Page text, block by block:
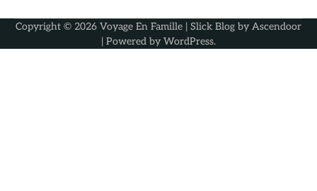
Copyright © 2026 Voyage En Famille | Slick Blog by Ascendoor
| Powered by WordPress.